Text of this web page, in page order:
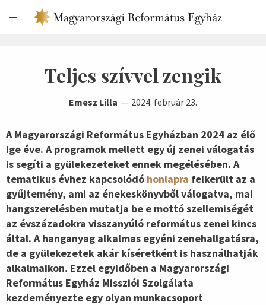
Teljes szívvel zengik
Emesz Lilla 2024. február 23.
A Magyarországi Református Egyházban 2024 az élő
Ige éve. A programok mellett egy új zenei válogatás
is segíti a gyülekezeteket ennek megélésében. A
tematikus évhez kapcsolódó honlapra felkerült az a
gyűjtemény, ami az énekeskönyvből válogatva, mai
hangszerelésben mutatja be e mottó szellemiségét
az évszázadokra visszanyúló református zenei kincs
által. A hanganyag alkalmas egyéni zenehallgatásra,
de a gyülekezetek akár kíséretként is használhatják
alkalmaikon. Ezzel egyidőben a Magyarországi
Református Egyház Missziói Szolgálata
kezdeményezte egy olyan munkacsoport